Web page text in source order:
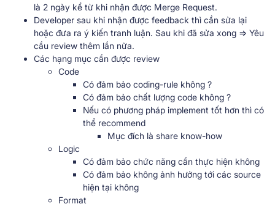
là 2 ngày kể từ khi nhận được Merge Request.
Developer sau khi nhận được feedback thì cần sửa lại
hoặc đưa ra ý kiến tranh luận. Sau khi đã sửa xong => Yêu
cầu review thêm lần nữa.
Các hạng mục cần được review
Code
Có đảm bảo coding-rule không ?
Có đảm bảo chất lượng code không ?
Nếu có phương pháp implement tốt hơn thì có
thể recommend
Mục đích là share know-how
Logic
Có đảm bảo chức năng cần thực hiện không
Có đảm bảo không ảnh hưởng tới các source
hiện tại không
Format